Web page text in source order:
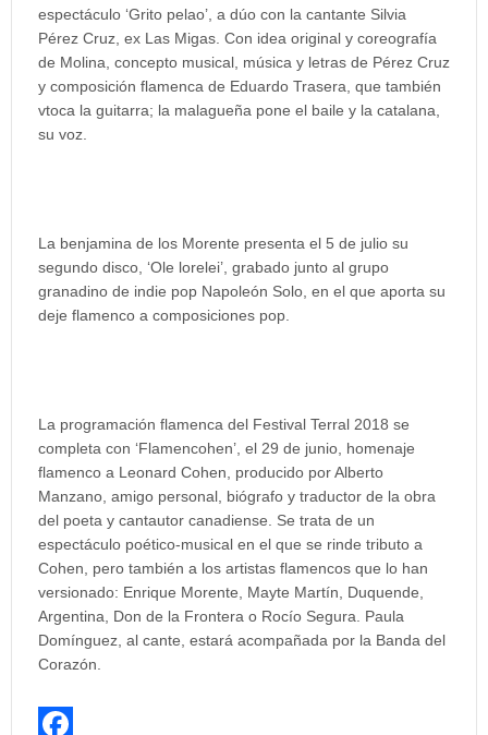
espectáculo ‘Grito pelao’, a dúo con la cantante Silvia
Pérez Cruz, ex Las Migas. Con idea original y coreografía
de Molina, concepto musical, música y letras de Pérez Cruz
y composición flamenca de Eduardo Trasera, que también
vtoca la guitarra; la malagueña pone el baile y la catalana,
su voz.
La benjamina de los Morente presenta el 5 de julio su
segundo disco, ‘Ole lorelei’, grabado junto al grupo
granadino de indie pop Napoleón Solo, en el que aporta su
deje flamenco a composiciones pop.
La programación flamenca del Festival Terral 2018 se
completa con ‘Flamencohen’, el 29 de junio, homenaje
flamenco a Leonard Cohen, producido por Alberto
Manzano, amigo personal, biógrafo y traductor de la obra
del poeta y cantautor canadiense. Se trata de un
espectáculo poético-musical en el que se rinde tributo a
Cohen, pero también a los artistas flamencos que lo han
versionado: Enrique Morente, Mayte Martín, Duquende,
Argentina, Don de la Frontera o Rocío Segura. Paula
Domínguez, al cante, estará acompañada por la Banda del
Corazón.